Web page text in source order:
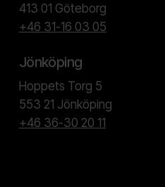
413 01 Göteborg
+46 31-16 03 05
Jönköping
Hoppets Torg 5
553 21 Jönköping
+46 36-30 20 11